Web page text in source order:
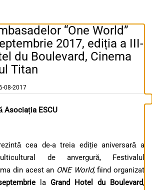
“One World”
2017, ediția a III-
du Boulevard, Cinema
Titan
08-2017
Asociația ESCU
cea de-a treia ediție aniversară a
de anvergură, Festivalul
din acest an ONE World,fiind organizat
la Grand Hotel du Boulevard,